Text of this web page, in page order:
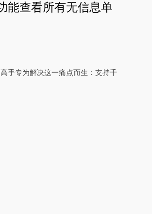
能查看所有无信息单
手专为解决这一痛点而生：支持千